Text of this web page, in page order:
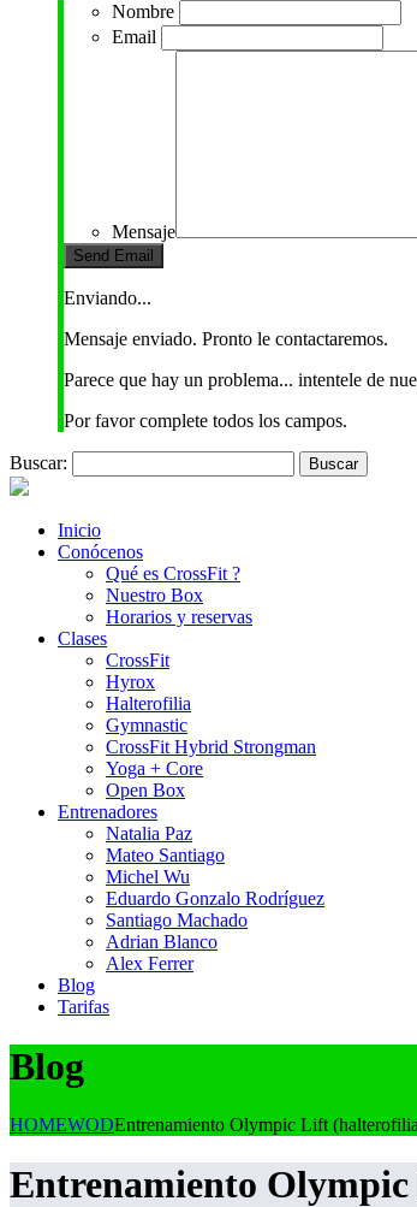
Nombre
Email
Mensaje
Enviando...
Mensaje enviado. Pronto le contactaremos.
Parece que hay un problema... intentele de
Por favor complete todos los campos.
Buscar:
Inicio
Conócenos
Qué es CrossFit ?
Nuestro Box
Horarios y reservas
Clases
CrossFit
Hyrox
Halterofilia
Gymnastic
CrossFit Hybrid Strongman
Yoga + Core
Open Box
Entrenadores
Natalia Paz
Mateo Santiago
Michel Wu
Eduardo Gonzalo Rodríguez
Santiago Machado
Adrian Blanco
Alex Ferrer
Blog
Tarifas
Blog
HOMEWODEntrenamiento Olympic Lift
Entrenamiento